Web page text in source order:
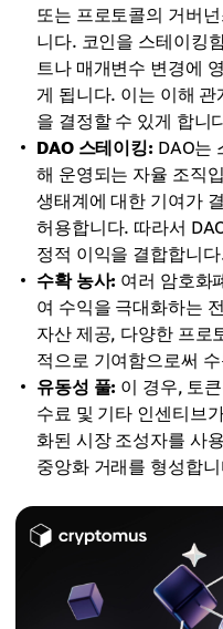
또는 프로토콜의 거버
니다. 코인을 스테이킹
트나 매개변수 변경에
게 됩니다. 이는 이해
을 결정할 수 있게 합니
DAO 스테이킹: DAO는
해 운영되는 자율 조직
생태계에 대한 기여가
허용합니다. 따라서
정적 이익을 결합합니
수확 농사: 여러 암호화
여 수익을 극대화하는
자산 제공, 다양한 프로
적으로 기여함으로써
유동성 풀: 이 경우, 토
수료 및 기타 인센티브
화된 시장 조성자를 사
중앙화 거래를 형성합